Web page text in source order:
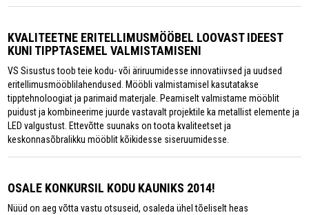
KVALITEETNE ERITELLIMUSMÖÖBEL LOOVAST IDEEST
KUNI TIPPTASEMEL VALMISTAMISENI
VS Sisustus toob teie kodu- või äriruumidesse innovatiivsed ja uudsed
eritellimusmööblilahendused. Mööbli valmistamisel kasutatakse
tipptehnoloogiat ja parimaid materjale. Peamiselt valmistame mööblit
puidust ja kombineerime juurde vastavalt projektile ka metallist elemente ja
LED valgustust. Ettevõtte suunaks on toota kvaliteetset ja
keskonnasõbralikku mööblit kõikidesse siseruumidesse.
OSALE KONKURSIL KODU KAUNIKS 2014!
Nüüd on aeg võtta vastu otsuseid, osaleda ühel tõeliselt heas